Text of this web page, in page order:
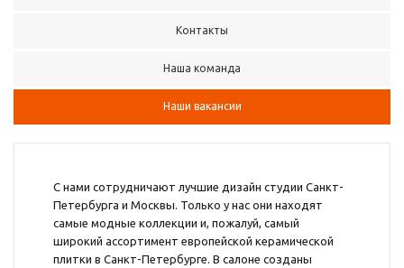
Контакты
Наша команда
Наши вакансии
С нами сотрудничают лучшие дизайн студии Санкт-
Петербурга и Москвы. Только у нас они находят
самые модные коллекции и, пожалуй, самый
широкий ассортимент европейской керамической
плитки в Санкт-Петербурге. В салоне созданы